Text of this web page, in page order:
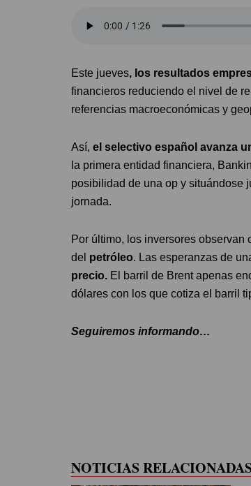
Este jueves, los resultados
financieros reduciendo el nivel de
referencias macroeconómicas y
Así, el selectivo español avanza
la primera entidad financiera,
posibilidad de una op y situándose
jornada.
Por último, los inversores observan
del petróleo. Las esperanzas de
precio. El barril de Brent apenas
dólares con los que cotiza el barril
Seguiremos informando…
NOTICIAS